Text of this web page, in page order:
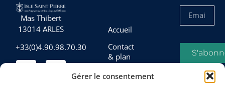
Gérer le consentement
Mas Thibert
13014 ARLES
+33(0)4.90.98.70.30
Accueil
Contact
& plan